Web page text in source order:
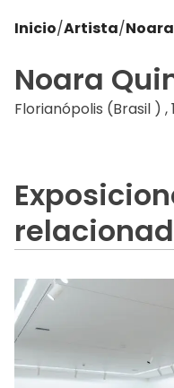
Inicio/Artista/
Noara
Florianópolis (Brasil ) ,